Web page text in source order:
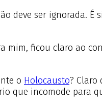
deve ser ignorada. É
ficou claro ao
o Holocausto? Claro
que incomode para